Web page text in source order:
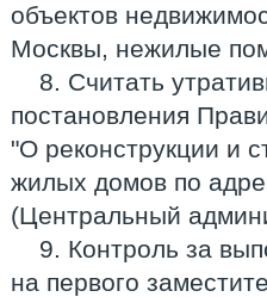
объектов
Москвы, нежилые
8. Считать
постановления
"О реконструкции и
жилых домов по
(Центральный
9. Контроль за
на первого